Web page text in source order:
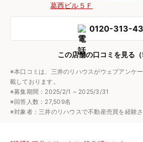
葛西ビル５Ｆ
0120-313-
この店舗の口コミを見る（
※本口コミは、三井のリハウスがウェブアンケ
載しております。
※募集期間：2025/2/1 ~ 2025/3/31
※回答人数：27,509名
※対象者：三井のリハウスで不動産売買を経験